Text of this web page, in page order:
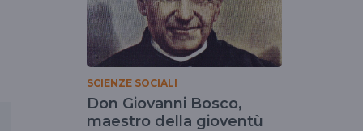
SCIENZE SOCIALI
Don Giovanni Bosco,
maestro della gioventù